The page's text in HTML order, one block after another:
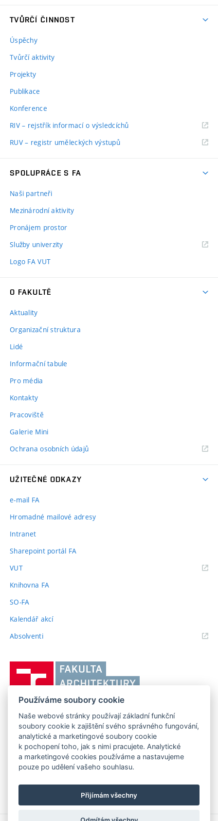
TVŮRČÍ ČINNOST
Úspěchy
Tvůrčí aktivity
Projekty
Publikace
Konference
RIV – rejstřík informací o výsledcíchů
RUV – registr uměleckých výstupů
SPOLUPRÁCE S FA
Naši partneři
Mezinárodní aktivity
Pronájem prostor
Služby univerzity
Logo FA VUT
O FAKULTĚ
Aktuality
Organizační struktura
Lidé
Informační tabule
Pro média
Kontakty
Pracoviště
Galerie Mini
Ochrana osobních údajů
UŽITEČNÉ ODKAZY
e-mail FA
Hromadné mailové adresy
Intranet
Sharepoint portál FA
VUT(externí
Knihovna FA
SO-FA
Kalendář akcí
Absolventi(externí
Brně,
Fakulta
architektury
FAKULTA ARCHITEKTURY VUT V BRNĚ
Poříčí 273/5, 639 00 Brno
Telefon: 54114 6600
www.fa.vutbr.cz
info@fa.vutbr.cz
Používáme soubory cookie
Naše webové stránky používají základní funkční
soubory cookie k zajištění svého správného fungování,
analytické a marketingové soubory cookie
k pochopení toho, jak s nimi pracujete. Analytické
a marketingové cookies používáme a nastavujeme
pouze po udělení vašeho souhlasu.
Přijímám všechny